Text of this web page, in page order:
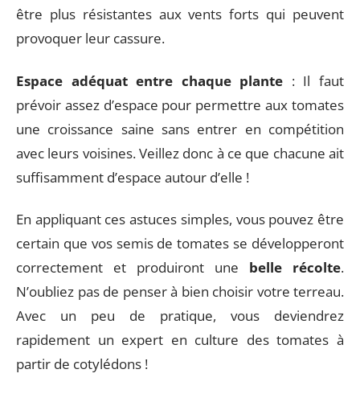
être plus résistantes aux vents forts qui peuvent
provoquer leur cassure.
Espace adéquat entre chaque plante : Il faut
prévoir assez d’espace pour permettre aux tomates
une croissance saine sans entrer en compétition
avec leurs voisines. Veillez donc à ce que chacune ait
suffisamment d’espace autour d’elle !
En appliquant ces astuces simples, vous pouvez être
certain que vos semis de tomates se développeront
correctement et produiront une belle récolte.
N’oubliez pas de penser à bien choisir votre terreau.
Avec un peu de pratique, vous deviendrez
rapidement un expert en culture des tomates à
partir de cotylédons !